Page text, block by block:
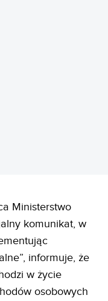
Ministerstwo
komunikat, w
informuje, że
w życie
osobowych